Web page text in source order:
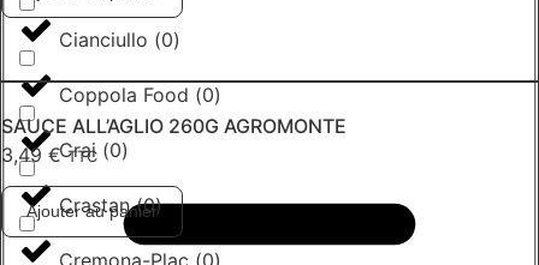
Cianciullo (0)
Coppola Food (0)
Crai (0)
Crastan(0)
SAUCE ALL’AGLIO 260G AGROMONTE
3,49 € TTC
Ajouter au panier